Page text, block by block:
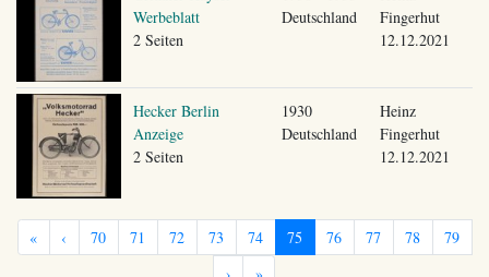
Werbeblatt
2 Seiten
Deutschland
Fingerhut
12.12.2021
Hecker Berlin
Anzeige
2 Seiten
1930
Deutschland
Heinz
Fingerhut
12.12.2021
« ‹ 70 71 72 73 74 75 76 77 78
79
›
»